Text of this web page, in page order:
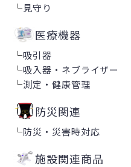
└見守り
医療機器
└吸引器
└吸入器・ネブライザー
└測定・健康管理
防災関連
└防災・災害時対応
施設関連商品